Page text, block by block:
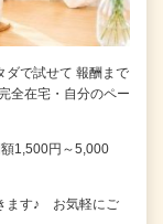
で試せて 報酬まで
全在宅・自分のペー
1,500円～5,000
ます♪ お気軽にご